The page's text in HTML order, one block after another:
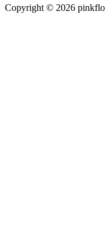
Copyright © 2026